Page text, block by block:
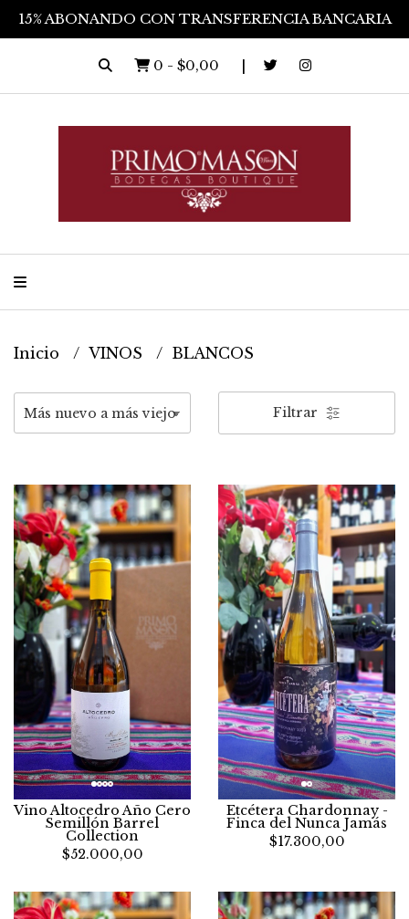
15% ABONANDO CON TRANSFERENCIA BANCARIA
0 - $0,00
Inicio VINOS BLANCOS
Filtrar
Vino Altocedro Año Cero
Semillón Barrel
Collection
$52.000,00
Etcétera Chardonnay -
Finca del Nunca Jamás
$17.300,00